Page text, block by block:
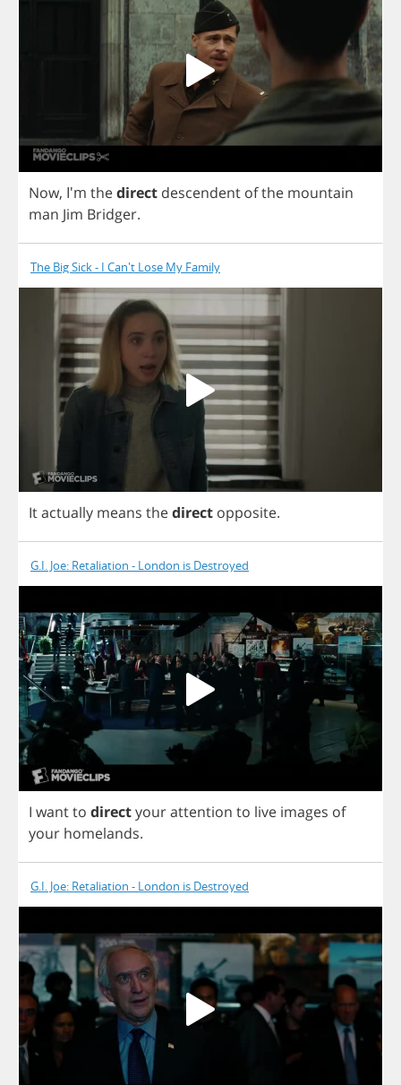
Now, I'm thedirect descendent ofthe mountain
man Jim Bridger.
The Big Sick - I Can't Lose My Family
Itactually means thedirect opposite.
G.I. Joe: Retaliation - London is Destroyed
I wantto directyourattention to live images of
your homelands.
G.I. Joe: Retaliation - London is Destroyed